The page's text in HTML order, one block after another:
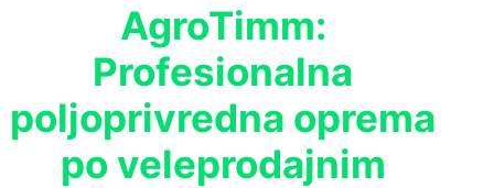
AgroTimm:
Profesionalna
poljoprivredna oprema
po veleprodajnim